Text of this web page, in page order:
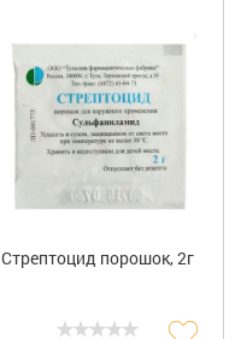
Стрептоцид порошок, 2г